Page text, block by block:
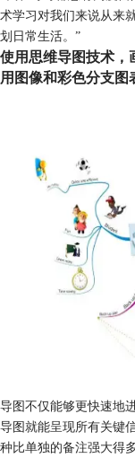
术学习对我们来说从来
划日常生活。”
使用思维导图技术
用图像和彩色分支图
导图不仅能够更快速地
导图就能呈现所有关键
种比单独的备注强大得